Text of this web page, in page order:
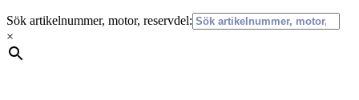
Sök artikelnummer, motor, reservdel:
×